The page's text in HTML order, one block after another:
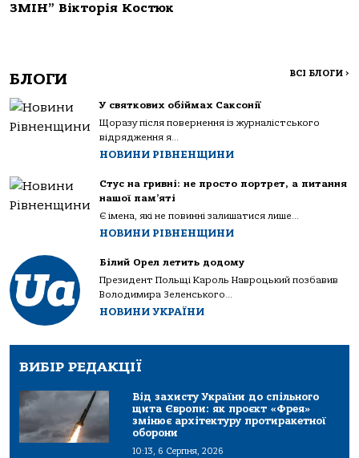
ЗМІН” Вікторія Костюк
БЛОГИ ВСІ БЛОГИ >
У святкових обіймах Саксонії
Щоразу після повернення із журналістського
відрядження я...
НОВИНИ РІВНЕНЩИНИ
Стус на гривні: не просто портрет, а питання
нашої пам’яті
Є імена, які не повинні залишатися лише...
НОВИНИ РІВНЕНЩИНИ
Білий Орел летить додому
Президент Польщі Кароль Навроцький позбавив
Володимира Зеленського...
НОВИНИ УКРАЇНИ
ВИБІР РЕДАКЦІЇ
Від захисту України до спільного
щита Європи: як проєкт «Фрея»
змінює архітектуру протиракетної
оборони
10:13, 6 Серпня, 2026